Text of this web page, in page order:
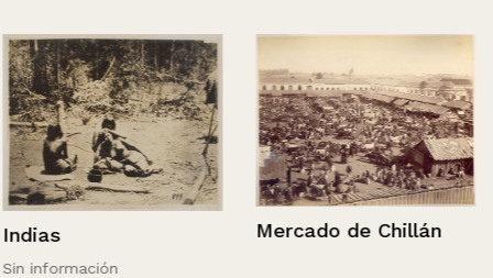
Indias
Sin información
Mercado de Chillán